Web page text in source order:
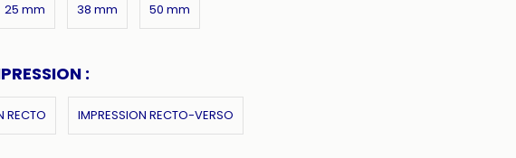
25 mm 38 mm 50 mm
:
RECTO IMPRESSION RECTO-VERSO